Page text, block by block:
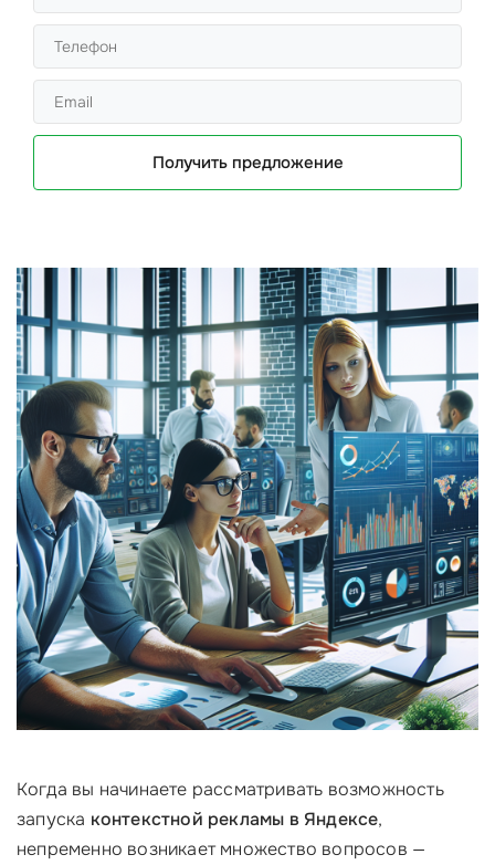
Получить предложение
Когда вы начинаете рассматривать возможность
запуска контекстной рекламы в Яндексе,
непременно возникает множество вопросов —